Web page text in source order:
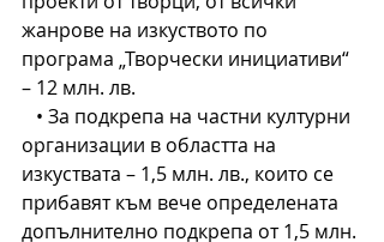
жанрове на изкуството по
програма „Творчески инициативи“
– 12 млн. лв.
• За подкрепа на частни културни
организации в областта на
изкуствата – 1,5 млн. лв., които се
прибавят към вече определената
допълнително подкрепа от 1,5 млн.